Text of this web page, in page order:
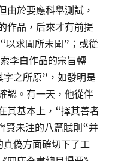
由於要應科舉測試，
作品，后來才有前提
以求聞所未聞”；或從
李白作品的宗旨轉
之所原”，如發明是
認。有一天，他從伴
其基本上，“擇其善者
賢未注的八篇賦則“并
偽方面確切下了工